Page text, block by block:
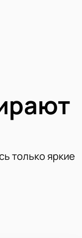
только яркие